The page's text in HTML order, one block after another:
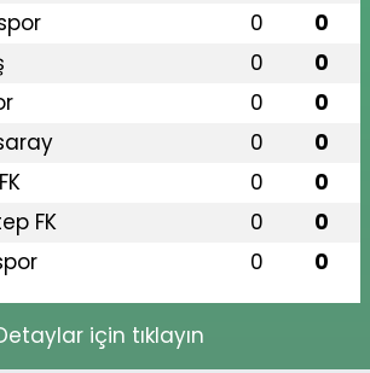
0 0
0 0
0 0
0 0
0 0
FK 0 0
0 0
için tıklayın